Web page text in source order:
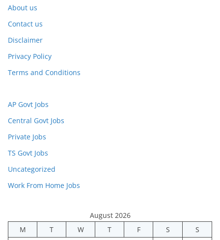
About us
Contact us
Disclaimer
Privacy Policy
Terms and Conditions
AP Govt Jobs
Central Govt Jobs
Private Jobs
TS Govt Jobs
Uncategorized
Work From Home Jobs
August 2026
M
T W T F S
S